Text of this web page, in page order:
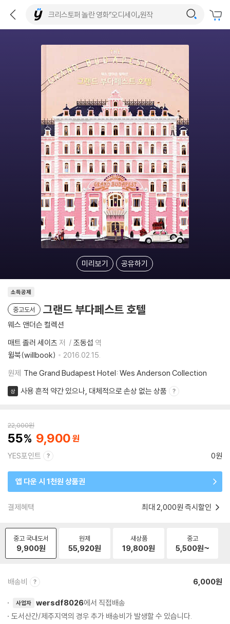
미리보기 공유하기
소득공제
중고도서 그랜드 부다페스트 호텔
웨스 앤더슨 컬렉션
매트 졸러 세이츠 저 조동섭 역
윌북(willbook)
2016.02.15.
원제 The Grand Budapest Hotel: Wes Anderson Collection
상 사용 흔적 약간 있으나, 대체적으로 손상 없는 상품
22,000원
55 9,900
YES포인트 0원
앱 다운 시 1천원 상품권
결제혜택 최대 2,000원 즉시할인
중고 국내도서
9,900원
원제
55,920원
새상품
19,800원
중고
5,500원~
배송비 6,000원
사업자 wersdf8026에서 직접배송
도서산간/제주지역의 경우 추가 배송비가 발생할 수 있습니다.